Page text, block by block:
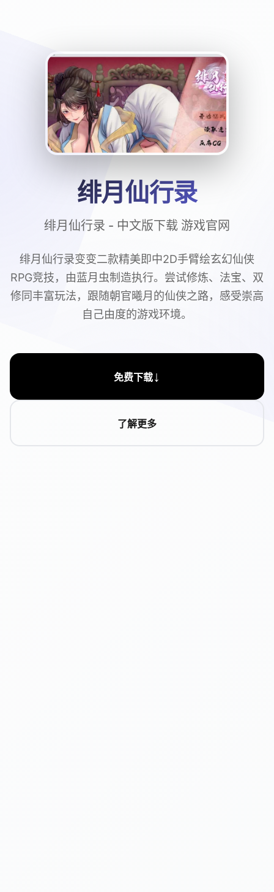
绯月仙行录
绯月仙行录 - 中文版下载 游戏官网
绯月仙行录变变二款精美即中2D手臂绘玄幻仙侠
RPG竞技，由蓝月虫制造执行。尝试修炼、法宝、双
修同丰富玩法，跟随朝官曦月的仙侠之路，感受崇高
自己由度的游戏环境。
免费下载↓
了解更多